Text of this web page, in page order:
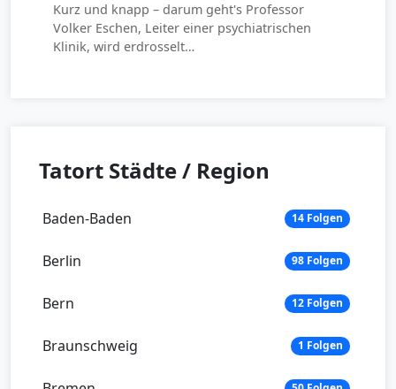
Kurz und knapp – darum geht's Professor
Volker Eschen, Leiter einer psychiatrischen
Klinik, wird erdrosselt…
Tatort Städte / Region
Baden-Baden 14 Folgen
Berlin 98 Folgen
Bern 12 Folgen
Braunschweig 1 Folgen